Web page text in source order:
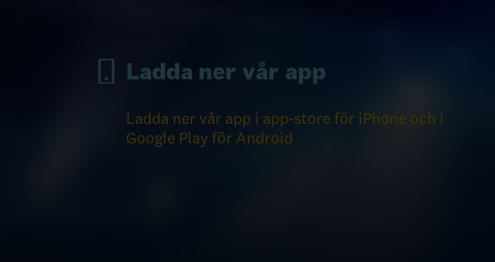
Ladda ner vår app
Ladda ner vår app i app-store för iPhone och i
Google Play för Android